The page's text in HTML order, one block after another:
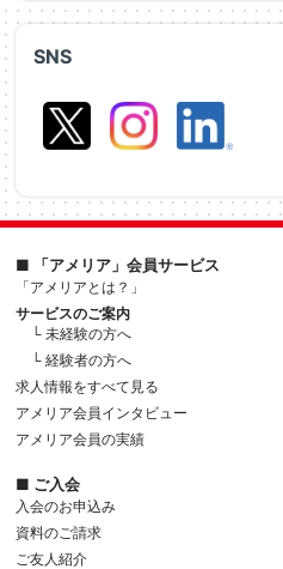
SNS
■ 「アメリア」会員サービス
「アメリアとは？」
サービスのご案内
└ 未経験の方へ
└ 経験者の方へ
求人情報をすべて見る
アメリア会員インタビュー
アメリア会員の実績
■ ご入会
入会のお申込み
資料のご請求
ご友人紹介